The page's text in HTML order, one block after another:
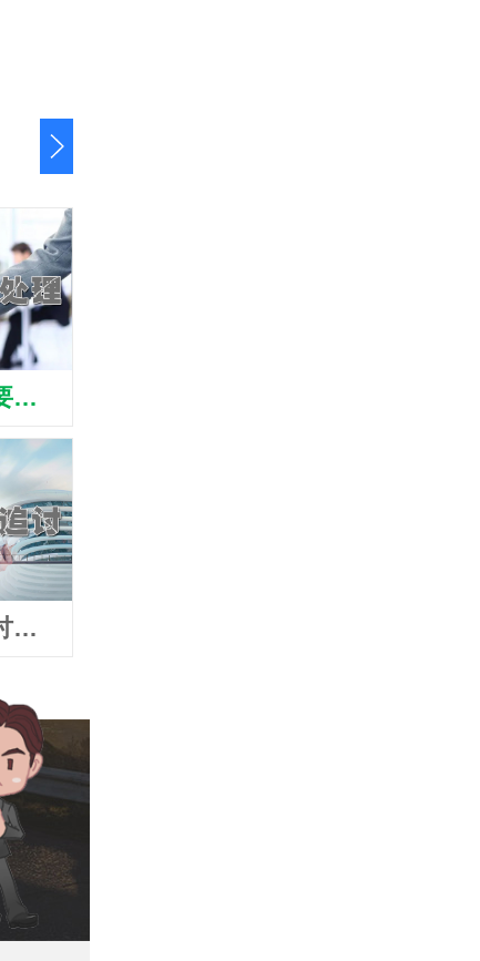
商账追讨清欠
南通海安市要账公司
南通海安市讨账公司